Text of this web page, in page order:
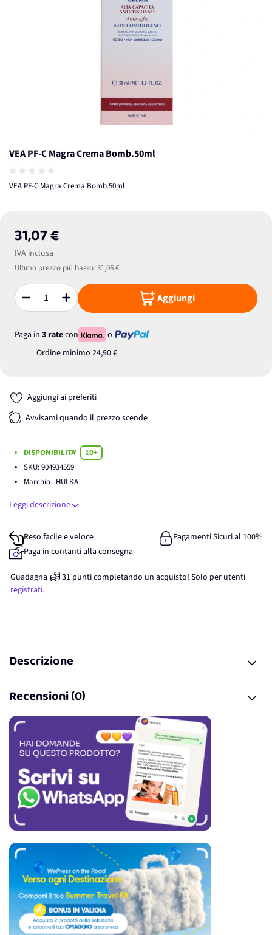
VEA PF-C Magra Crema Bomb.50ml
VEA PF-C Magra Crema Bomb.50ml
31,07 €
IVA inclusa
Ultimo prezzo più basso:31,06 €
Quantità Aggiungi
Paga in 3 ratecon
o
Ordine minimo 24,90 €
Aggiungi ai preferiti
Avvisami quando il prezzo scende
DISPONIBILITA'
10+
SKU:904934559
Marchio : HULKA
Leggi descrizione
Reso facile e veloce
Pagamenti Sicuri al 100%
Paga in contanti alla consegna
Guadagna 31 punticompletando un acquisto! Solo per utenti
registrati.
Descrizione
Recensioni (0)